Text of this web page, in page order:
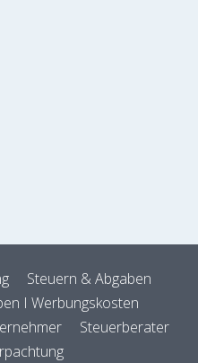
Steuern & Abgaben
I Werbungskosten
Steuerberater